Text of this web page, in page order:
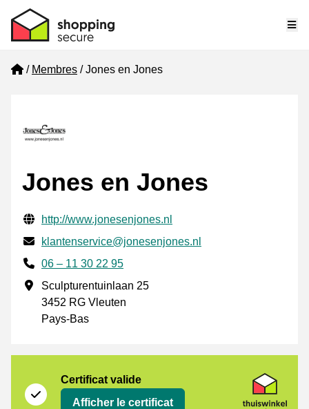
Home
Membres Jones en Jones
Jones en Jones
Informations de contact vérifiées
Website URL
http://www.jonesenjones.nl
E-mail
klantenservice@jonesenjones.nl
Phone number
06 – 11 30 22 95
Adresse professionnelle
Sculpturentuinlaan 25
3452 RG Vleuten
Pays-Bas
Certificat valide
Afficher le certificat